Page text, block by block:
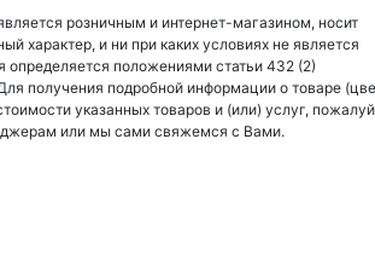
розничным и интернет-магазином, носит
характер, и ни при каких условиях не является
определяется положениями статьи 432 (2)
получения подробной информации о товаре
указанных товаров и (или) услуг,
или мы сами свяжемся с Вами.